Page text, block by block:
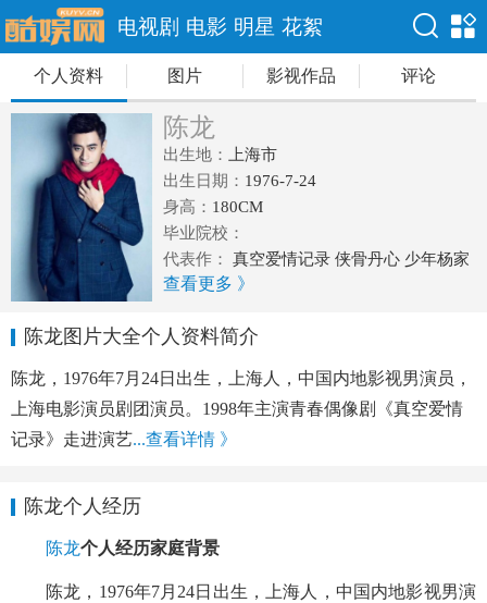
电视剧 电影 明星 花絮
个人资料 图片 影视作品 评论
陈龙
出生地：
上海市
出生日期： 1976-7-24
身高： 180CM
毕业院校：
代表作：
真空爱情记录 侠骨丹心 少年杨家
将 新水浒传
查看更多 》
陈龙图片大全个人资料简介
陈龙，1976年7月24日出生，上海人，中国内地影视男演员，
上海电影演员剧团演员。1998年主演青春偶像剧《真空爱情
记录》走进演艺...查看详情 》
陈龙个人经历
陈龙个人经历家庭背景
陈龙，1976年7月24日出生，上海人，中国内地影视男演